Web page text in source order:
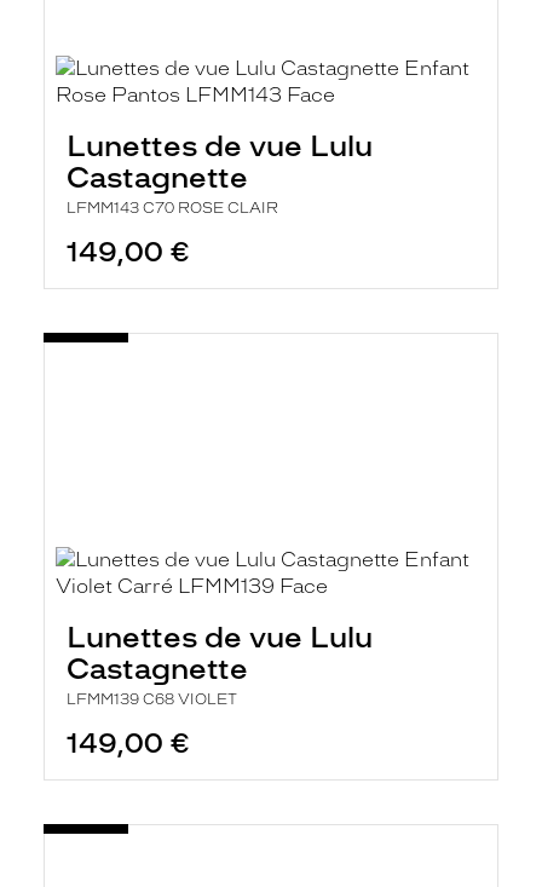
Lunettes de vue Lulu
Castagnette
LFMM143 C70 ROSE CLAIR
149,00 €
Lunettes de vue Lulu
Castagnette
LFMM139 C68 VIOLET
149,00 €